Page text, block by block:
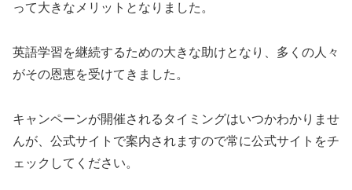
って大きなメリットとなりました。
英語学習を継続するための大きな助けとなり、多くの人々
がその恩恵を受けてきました。
キャンペーンが開催されるタイミングはいつかわかりませ
んが、公式サイトで案内されますので常に公式サイトをチ
ェックしてください。